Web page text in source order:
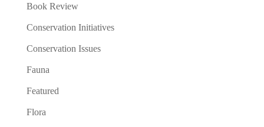
Book Review
Conservation Initiatives
Conservation Issues
Fauna
Featured
Flora